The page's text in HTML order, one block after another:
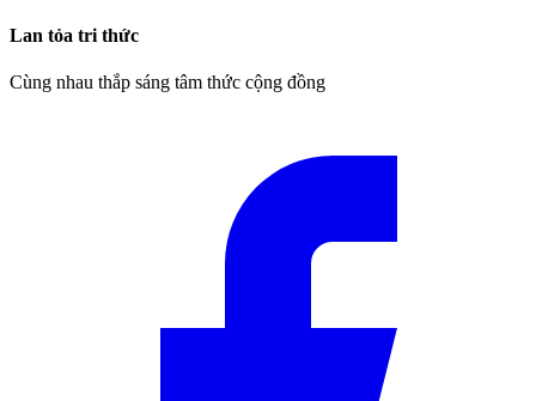
Lan tỏa tri thức
Cùng nhau thắp sáng tâm thức cộng đồng